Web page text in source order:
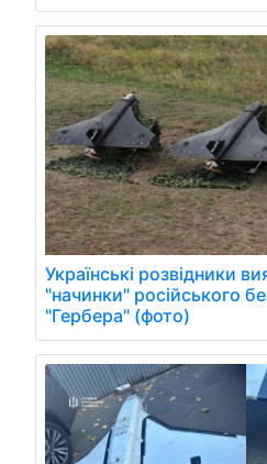
Українські розвідники
"начинки" російського
"Гербера" (фото)